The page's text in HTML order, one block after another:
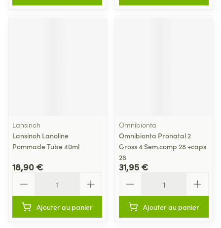
Lansinoh
Lansinoh Lanoline
Pommade Tube 40ml
18,90 €
Ajouter au panier
Omnibionta
Omnibionta Pronatal 2
Gross 4 Sem.comp 28 +caps
28
31,95 €
Ajouter au panier